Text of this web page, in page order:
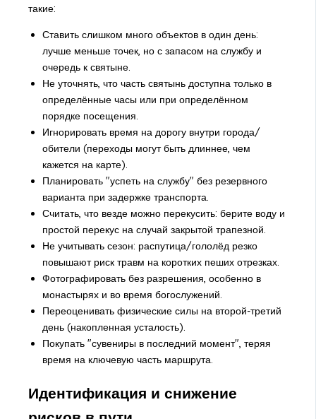
такие:
Ставить слишком много объектов в один день:
лучше меньше точек, но с запасом на службу и
очередь к святыне.
Не уточнять, что часть святынь доступна только в
определённые часы или при определённом
порядке посещения.
Игнорировать время на дорогу внутри города/
обители (переходы могут быть длиннее, чем
кажется на карте).
Планировать "успеть на службу" без резервного
варианта при задержке транспорта.
Считать, что везде можно перекусить: берите воду и
простой перекус на случай закрытой трапезной.
Не учитывать сезон: распутица/гололёд резко
повышают риск травм на коротких пеших отрезках.
Фотографировать без разрешения, особенно в
монастырях и во время богослужений.
Переоценивать физические силы на второй-третий
день (накопленная усталость).
Покупать "сувениры в последний момент", теряя
время на ключевую часть маршрута.
Идентификация и снижение